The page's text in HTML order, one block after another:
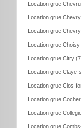
Location grue
Location grue
Location grue
Location grue
Location grue Citry
Location grue Claye-
Location grue Clos-
Location grue
Location grue
Location grue